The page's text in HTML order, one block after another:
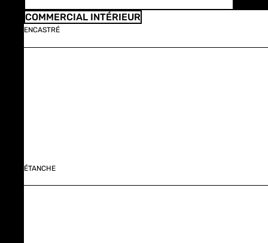
COMMERCIAL INTÉRIEUR
ENCASTRÉ
ÉTANCHE